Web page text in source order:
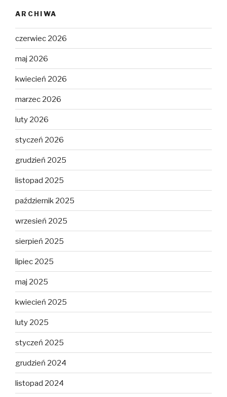
ARCHIWA
czerwiec 2026
maj 2026
kwiecień 2026
marzec 2026
luty 2026
styczeń 2026
grudzień 2025
listopad 2025
październik 2025
wrzesień 2025
sierpień 2025
lipiec 2025
maj 2025
kwiecień 2025
luty 2025
styczeń 2025
grudzień 2024
listopad 2024